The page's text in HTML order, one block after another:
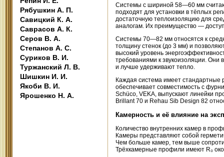
Рябушкин А. П.
Савицкий К. А.
Саврасов А. К.
Серов В. А.
Степанов А. С.
Суриков В. И.
Туржанский Л. В.
Шишкин И. И.
Якоби В. И.
Ярошенко Н. А.
Системы с шириной 58—60 мм
подходят для установки в тёплых
достаточную теплоизоляцию для
аналогам. Их преимущество —
Системы 70—82 мм относятся к
толщину стенок (до 3 мм) и
высокий уровень
требованиями к звукоизоляции. Они
и лучше удерживают тепло.
Каждая система имеет стандартные
обеспечивает совместимость с
Schüco, VEKA, выпускают линейки
Brillant 70 и Rehau Sib Design 82
Камерность и её влияние на
Количество внутренних камер в
Камеры представляют собой
Чем больше камер, тем выше
Трёхкамерные профили имеют R₀